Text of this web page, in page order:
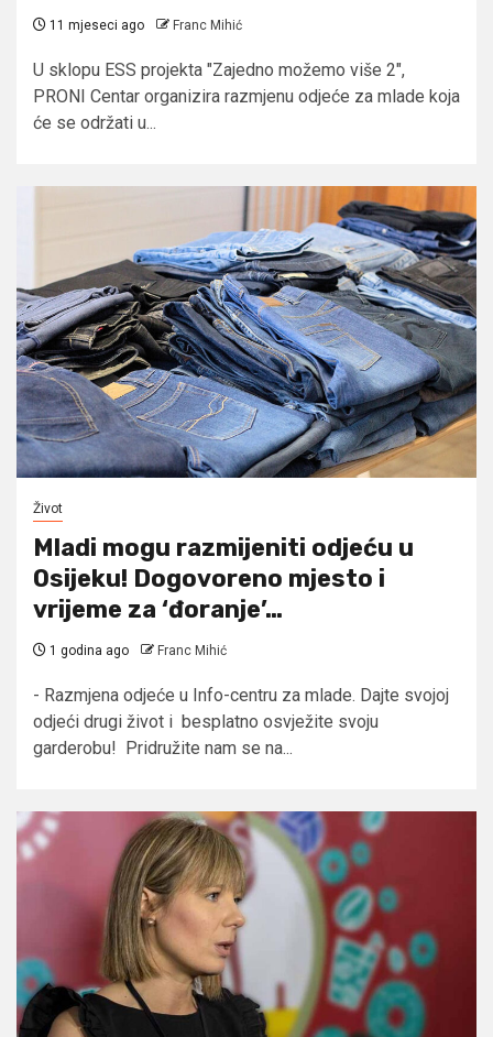
11 mjeseci ago Franc Mihić
U sklopu ESS projekta "Zajedno možemo više 2",
PRONI Centar organizira razmjenu odjeće za mlade koja
će se održati u...
Život
Mladi mogu razmijeniti odjeću u
Osijeku! Dogovoreno mjesto i
vrijeme za ‘đoranje’…
1 godina ago Franc Mihić
- Razmjena odjeće u Info-centru za mlade. Dajte svojoj
odjeći drugi život i besplatno osvježite svoju
garderobu! Pridružite nam se na...